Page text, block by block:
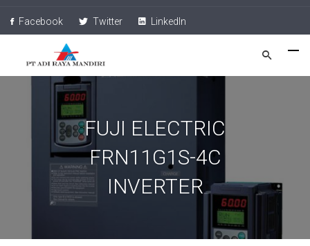
Facebook Twitter LinkedIn
FUJI ELECTRIC
FRN11G1S-4C
INVERTER